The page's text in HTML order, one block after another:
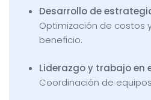
Desarrollo de
Optimización de costos
beneficio.
Liderazgo y trabajo en
Coordinación de